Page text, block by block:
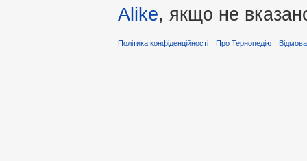
Alike, якщо не
Політика конфіденційності Про Тернопедію Відмова